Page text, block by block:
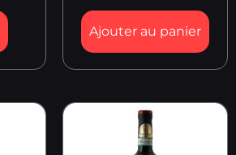
Ajouter au panier